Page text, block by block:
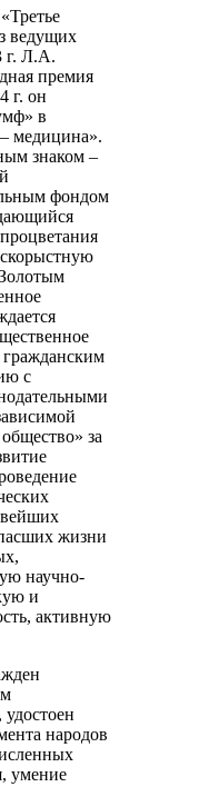
ведущих
г. Л.А.
премия
г. он
в
медицина».
знаком –
фондом
с
за
жизни
научно-
и
активную
народов
умение